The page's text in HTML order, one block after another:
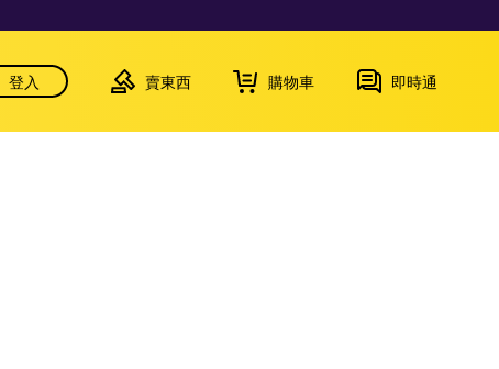
登入 賣東西 購物車 即時通